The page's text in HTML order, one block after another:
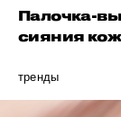
Палочка-
сияния
тренды